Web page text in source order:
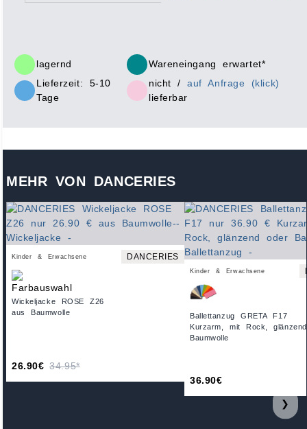
lagernd
Wareneingang erwartet*
Lieferzeit: 5-10
Tage
nicht /auf Anfrage (klick)
lieferbar
MEHR VON DANCERIES
Kinder & Erwachsene DANCERIES
Wickeljacke ROSE Z26
aus Baumwolle
26.90€ 34.95*
Kinder & Erwachsene
Ballettanzug GRETA F17
Kurzarm, mit Rock,
Baumwolle
36.90€
❯